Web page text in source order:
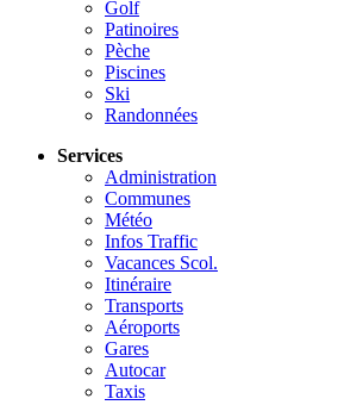
Golf
Patinoires
Pèche
Piscines
Ski
Randonnées
Services
Administration
Communes
Météo
Infos Traffic
Vacances Scol.
Itinéraire
Transports
Aéroports
Gares
Autocar
Taxis